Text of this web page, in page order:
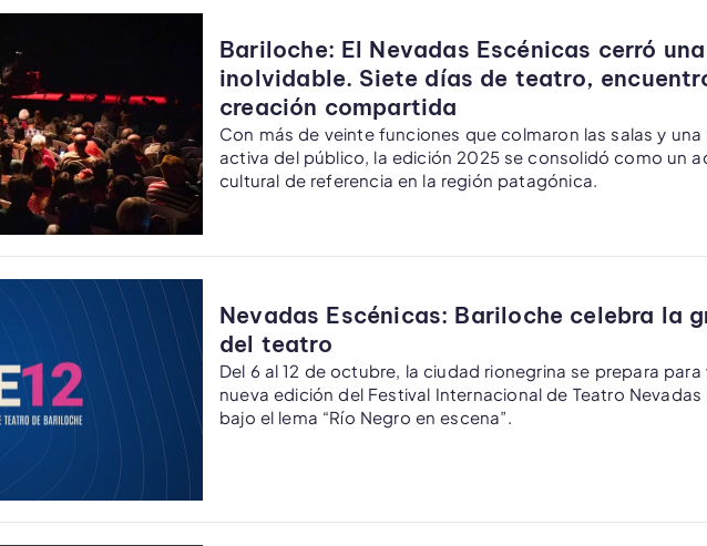
Bariloche: El Nevadas Escénicas cerró
inolvidable. Siete días de teatro,
creación compartida
Con más de veinte funciones que colmaron las salas y
activa del público, la edición 2025 se consolidó como un
cultural de referencia en la región patagónica.
Nevadas Escénicas: Bariloche celebra la
del teatro
Del 6 al 12 de octubre, la ciudad rionegrina se prepara para
nueva edición del Festival Internacional de Teatro Nevadas
bajo el lema “Río Negro en escena”.